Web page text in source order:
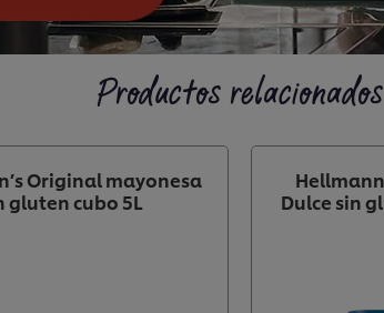
Productos relacionados
Original mayonesa
gluten cubo 5L
Dulce sin